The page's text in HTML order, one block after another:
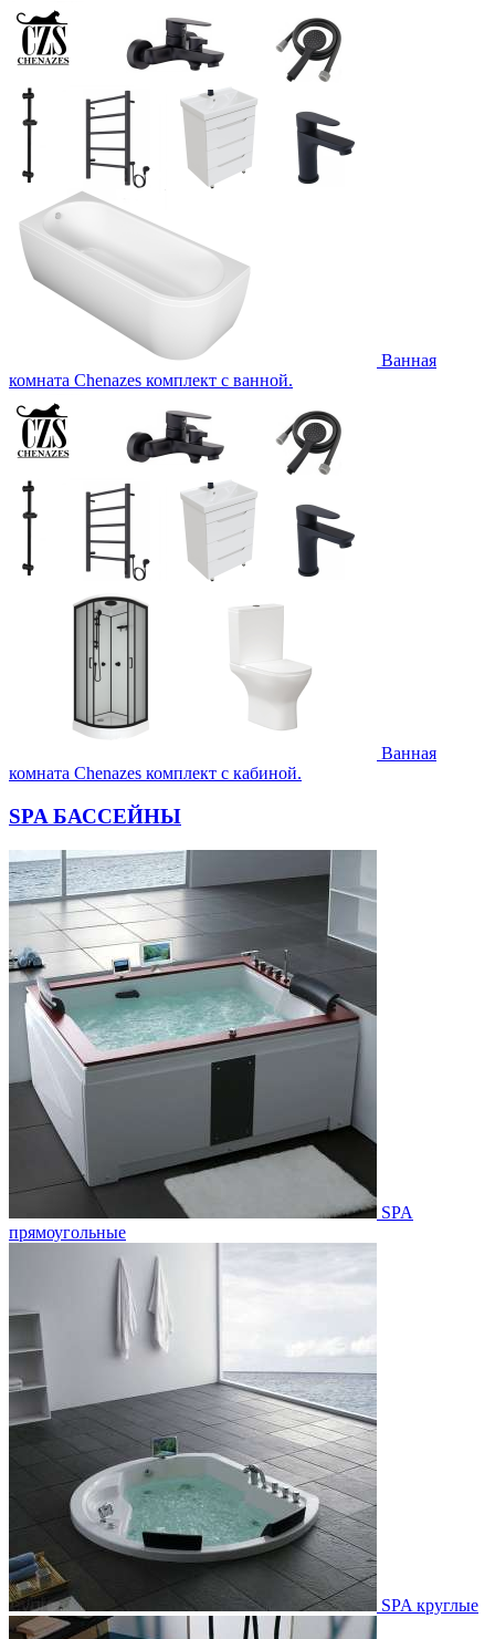
Ванная
комната Chenazes комплект с ванной.
Ванная
комната Chenazes комплект с кабиной.
SPA БАССЕЙНЫ
SPA
прямоугольные
SPA круглые